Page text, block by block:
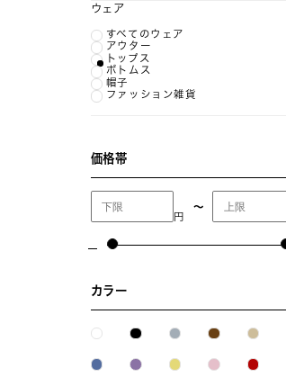
ウェア
すべてのウェア
アウター
トップス
ボトムス
帽子
ファッション雑貨
価格帯
円
〜
カラー